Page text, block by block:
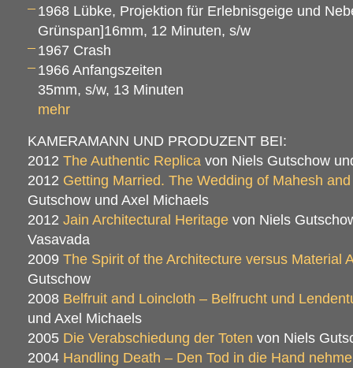
1968 Lübke, Projektion für Erlebnisgeige und
Grünspan]16mm, 12 Minuten, s/w
1967 Crash
1966 Anfangszeiten
35mm, s/w, 13 Minuten
mehr
KAMERAMANN UND PRODUZENT BEI:
2012 The Authentic Replica von Niels Gutschow
2012 Getting Married. The Wedding of Mahesh
Gutschow und Axel Michaels
2012 Jain Architectural Heritage von Niels
Vasavada
2009 The Spirit of the Architecture versus Material
Gutschow
2008 Belfruit and Loincloth – Belfrucht und
und Axel Michaels
2005 Die Verabschiedung der Toten von Niels
2004 Handling Death – Den Tod in die Hand